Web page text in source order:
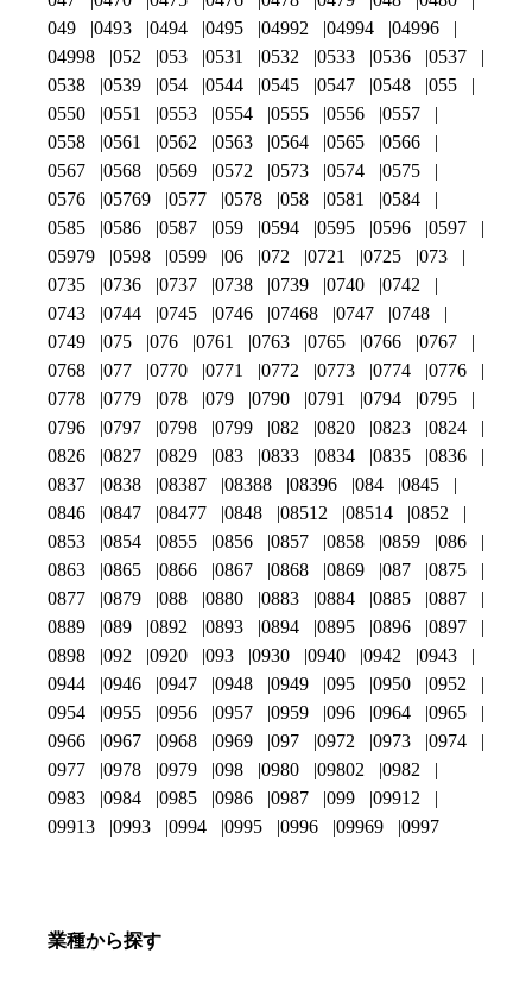
049
0493 0494 0495 04992 04994
04996
04998
052 053 0531 0532 0533 0536
0537
0538
0539 054 0544 0545 0547 0548
055
0550
0551 0553 0554 0555 0556
0557
0558
0561 0562 0563 0564 0565
0566
0567
0568 0569 0572 0573 0574
0575
0576
05769 0577 0578 058 0581
0584
0585
0586 0587 059 0594 0595 0596
0597
05979
0598 0599 06 072 0721 0725
073
0735
0736 0737 0738 0739 0740
0742
0743
0744 0745 0746 07468 0747
0748
0749
075 076 0761 0763 0765 0766
0767
0768
077 0770 0771 0772 0773 0774
0776
0778
0779 078 079 0790 0791 0794
0795
0796
0797 0798 0799 082 0820 0823
0824
0826
0827 0829 083 0833 0834 0835
0836
0837
0838 08387 08388 08396 084
0845
0846
0847 08477 0848 08512 08514
0852
0853
0854 0855 0856 0857 0858 0859
086
0863
0865 0866 0867 0868 0869 087
0875
0877
0879 088 0880 0883 0884 0885
0887
0889
089 0892 0893 0894 0895 0896
0897
0898
092 0920 093 0930 0940 0942
0943
0944
0946 0947 0948 0949 095 0950
0952
0954
0955 0956 0957 0959 096 0964
0965
0966
0967 0968 0969 097 0972 0973
0974
0977
0978 0979 098 0980 09802
0982
0983
0984 0985 0986 0987 099
09912
09913
0993 0994 0995 0996 09969 0997
業種から探す